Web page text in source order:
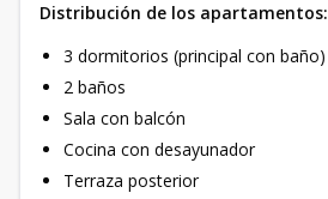
Distribución de los apartamentos:
3 dormitorios (principal con baño)
2 baños
Sala con balcón
Cocina con desayunador
Terraza posterior